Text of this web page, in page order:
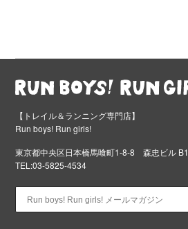
【トレイル＆ランニング専門店】
Run boys! Run girls!
東京都中央区日本橋馬喰町1-8-8 森忠ビル B1
TEL:03-5825-4534